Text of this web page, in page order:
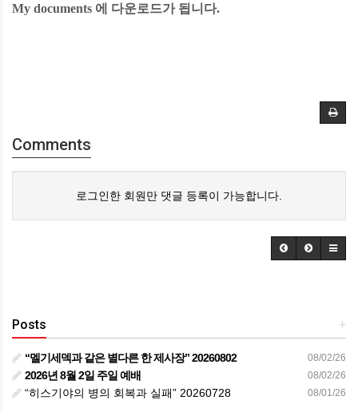
My documents 에 다운로드가 됩니다.
Comments
로그인한 회원만 댓글 등록이 가능합니다.
+
Posts
08/02/26
“멜기세덱과 같은 별다른 한 제사장” 20260802
08/02/26
2026년 8월 2일 주일 예배
08/01/26
“히스기야의 병의 회복과 실패” 20260728